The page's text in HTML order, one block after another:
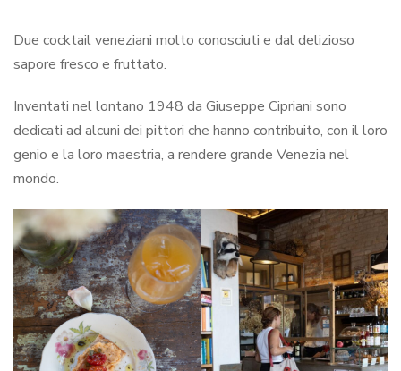
Due cocktail veneziani molto conosciuti e dal delizioso
sapore fresco e fruttato.
Inventati nel lontano 1948 da Giuseppe Cipriani sono
dedicati ad alcuni dei pittori che hanno contribuito, con il loro
genio e la loro maestria, a rendere grande Venezia nel
mondo.